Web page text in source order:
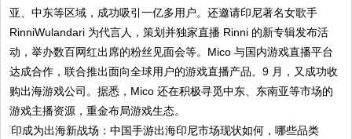
亚、中东等区域，成功吸引一亿多用户。还邀请印尼著名女歌手
RinniWulandari 为代言人，策划并独家直播 Rinni 的新专辑发布活
动，举办数百网红出席的粉丝见面会等。Mico 与国内游戏直播平台
达成合作，联合推出面向全球用户的游戏直播产品。9 月，又成功收
购出海游戏公司。据悉，Mico 还在积极寻觅中东、东南亚等市场的
游戏主播资源，重金布局游戏生态。